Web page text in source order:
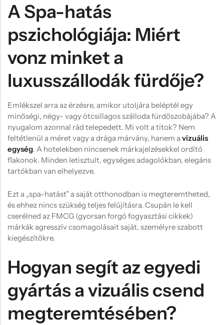
A Spa-hatás
pszichológiája: Miért
vonz minket a
luxusszállodák fürdője?
Emlékszel arra az érzésre, amikor utoljára beléptél egy
minőségi, négy- vagy ötcsillagos szálloda fürdőszobájába? A
nyugalom azonnal rád telepedett. Mi volt a titok? Nem
feltétlenül a méret vagy a drága márvány, hanem a vizuális
egység. A hotelekben nincsenek márkajelzésekkel ordító
flakonok. Minden letisztult, egységes adagolókban, elegáns
tartókban van elhelyezve.
Ezt a „spa-hatást” a saját otthonodban is megteremtheted,
és ehhez nincs szükség teljes felújításra. Csupán le kell
cserélned az FMCG (gyorsan forgó fogyasztási cikkek)
márkák agresszív csomagolásait saját, személyre szabott
kiegészítőkre.
Hogyan segít az egyedi
gyártás a vizuális csend
megteremtésében?